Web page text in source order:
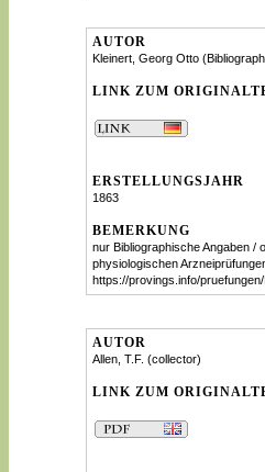
AUTOR
Kleinert, Georg Otto
LINK ZUM
ERSTELLUNGSJAHR
1863
BEMERKUNG
nur Bibliographische Angaben /
physiologischen
https://provings.info/
AUTOR
Allen, T.F. (collector)
LINK ZUM